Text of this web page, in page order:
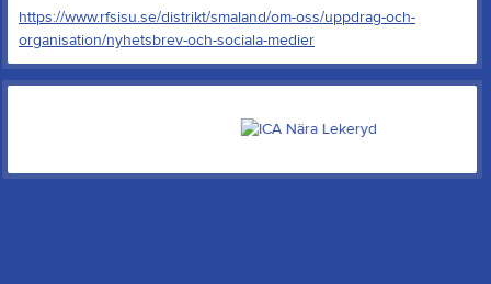
https://www.rfsisu.se/distrikt/smaland/om-oss/uppdrag-och-
organisation/nyhetsbrev-och-sociala-medier